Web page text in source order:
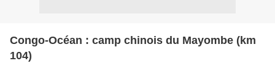
Congo-Océan : camp chinois du Mayombe (km
104)